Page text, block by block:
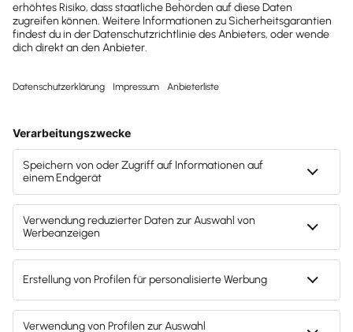
Effizienter Zahlungsverkehr
Das integrierteOnline Bankingist die Basis für den
Zahlungsverkehr in Lexware Office und ermöglicht
Ihren Mandanten einen Überblick über alle aktuellen
Kontostände.